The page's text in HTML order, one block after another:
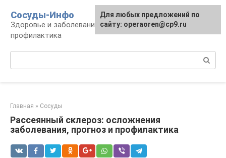
контенту
Сосуды-Инфо
Здоровье и заболевания сосудов и сердца,
профилактика
Главная » Сосуды
Рассеянный склероз: осложнения
заболевания, прогноз и профилактика
Для любых предложений по
сайту: operaoren@cp9.ru